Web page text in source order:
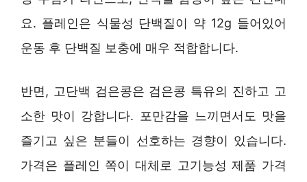
요. 플레인은 식물성 단백질이 약 12g 들어있어
운동 후 단백질 보충에 매우 적합합니다.
반면, 고단백 검은콩은 검은콩 특유의 진하고 고
소한 맛이 강합니다. 포만감을 느끼면서도 맛을
즐기고 싶은 분들이 선호하는 경향이 있습니다.
가격은 플레인 쪽이 대체로 고기능성 제품 가격